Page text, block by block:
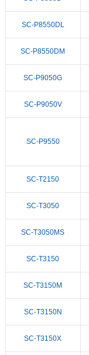
SC-P8550DL
SC-P8550DM
SC-P9050G
SC-P9050V
SC-P9550
SC-T2150
SC-T3050
SC-T3050MS
SC-T3150
SC-T3150M
SC-T3150N
SC-T3150X